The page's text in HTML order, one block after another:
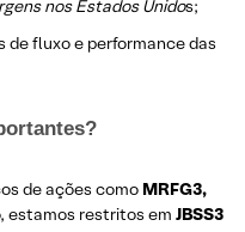
nos Estados Unidos;
de fluxo e performance das
de ações como MRFG3,
estamos restritos em JBSS3